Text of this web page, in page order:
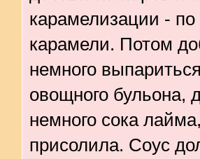
карамелизации -
карамели. Потом
немного
овощного бульона,
немного сока
присолила. Соус